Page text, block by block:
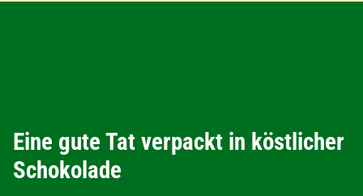
Eine gute Tat verpackt in köstlicher
Schokolade